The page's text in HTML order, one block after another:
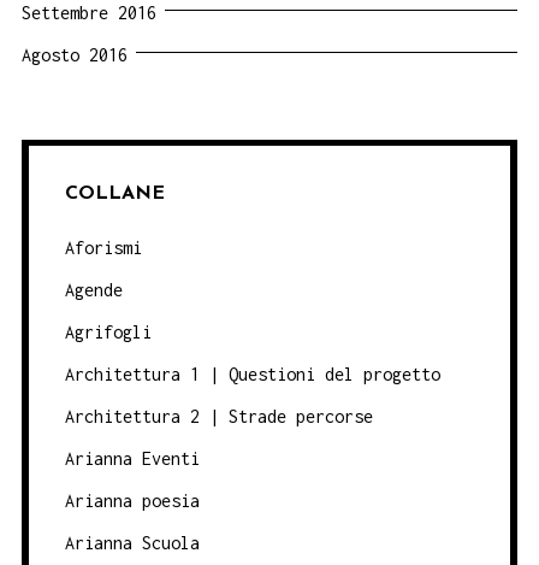
Settembre 2016
Agosto 2016
COLLANE
Aforismi
Agende
Agrifogli
Architettura 1 | Questioni del progetto
Architettura 2 | Strade percorse
Arianna Eventi
Arianna poesia
Arianna Scuola